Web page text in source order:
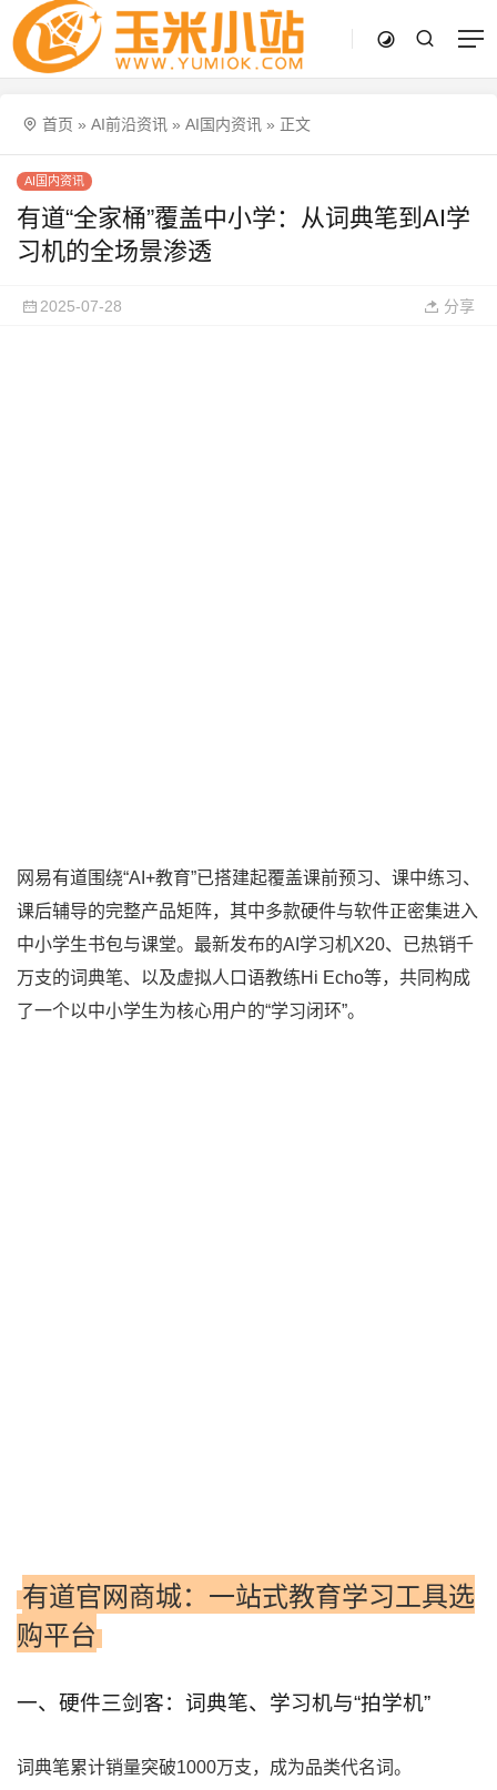
首页 » AI前沿资讯 » AI国内资讯 » 正文
AI国内资讯
有道“全家桶”覆盖中小学：从词典笔到AI学
习机的全场景渗透
2025-07-28 分享
网易有道围绕“AI+教育”已搭建起覆盖课前预习、课中练习、
课后辅导的完整产品矩阵，其中多款硬件与软件正密集进入
中小学生书包与课堂。最新发布的AI学习机X20、已热销千
万支的词典笔、以及虚拟人口语教练Hi Echo等，共同构成
了一个以中小学生为核心用户的“学习闭环”。
有道官网商城：一站式教育学习工具选
购平台
一、硬件三剑客：词典笔、学习机与“拍学机”
词典笔累计销量突破1000万支，成为品类代名词。